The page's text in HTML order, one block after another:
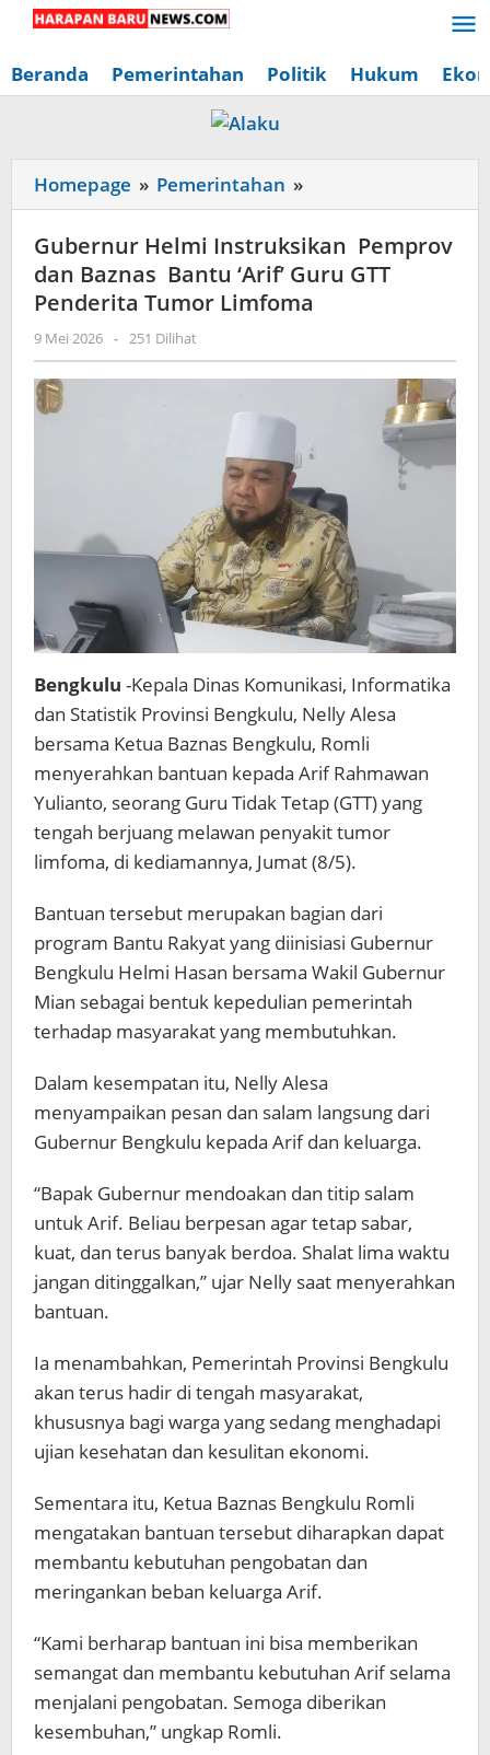
Lewati
konten
Beranda Pemerintahan Politik Hukum
Homepage » Pemerintahan »
Helmi
Instruksikan
Pemprov
dan
‘Arif’
Penderita
Tumor
Limfoma
Gubernur Helmi Instruksikan Pemprov
dan Baznas Bantu ‘Arif’ Guru GTT
Penderita Tumor Limfoma
9 Mei 2026 oleh
Redaksi
Harapan
- 251 Dilihat
Bengkulu -Kepala Dinas Komunikasi, Informatika
dan Statistik Provinsi Bengkulu, Nelly Alesa
bersama Ketua Baznas Bengkulu, Romli
menyerahkan bantuan kepada Arif Rahmawan
Yulianto, seorang Guru Tidak Tetap (GTT) yang
tengah berjuang melawan penyakit tumor
limfoma, di kediamannya, Jumat (8/5).
Bantuan tersebut merupakan bagian dari
program Bantu Rakyat yang diinisiasi Gubernur
Bengkulu Helmi Hasan bersama Wakil Gubernur
Mian sebagai bentuk kepedulian pemerintah
terhadap masyarakat yang membutuhkan.
Dalam kesempatan itu, Nelly Alesa
menyampaikan pesan dan salam langsung dari
Gubernur Bengkulu kepada Arif dan keluarga.
“Bapak Gubernur mendoakan dan titip salam
untuk Arif. Beliau berpesan agar tetap sabar,
kuat, dan terus banyak berdoa. Shalat lima waktu
jangan ditinggalkan,” ujar Nelly saat menyerahkan
bantuan.
Ia menambahkan, Pemerintah Provinsi Bengkulu
akan terus hadir di tengah masyarakat,
khususnya bagi warga yang sedang menghadapi
ujian kesehatan dan kesulitan ekonomi.
Sementara itu, Ketua Baznas Bengkulu Romli
mengatakan bantuan tersebut diharapkan dapat
membantu kebutuhan pengobatan dan
meringankan beban keluarga Arif.
“Kami berharap bantuan ini bisa memberikan
semangat dan membantu kebutuhan Arif selama
menjalani pengobatan. Semoga diberikan
kesembuhan,” ungkap Romli.